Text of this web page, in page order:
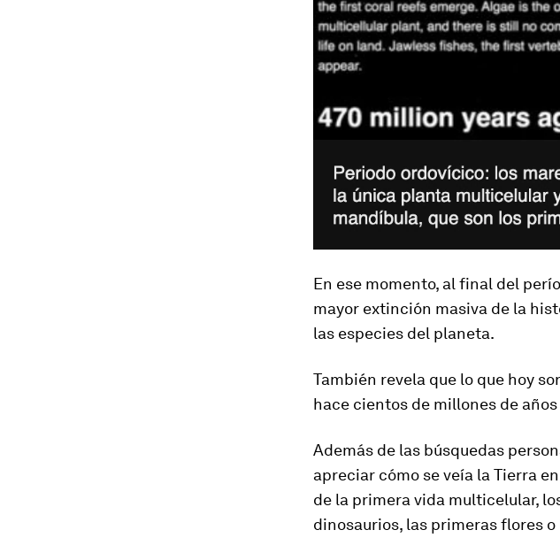
En ese momento, al final del
mayor extinción masiva de la
las especies del planeta.
También revela que lo que hoy
hace cientos de millones de
Además de las búsquedas
apreciar cómo se veía la Tierra
de la primera vida multicelular,
dinosaurios, las primeras flores